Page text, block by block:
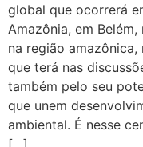
global que ocorrerá
Amazônia, em
na região
que terá nas
também pelo seu
que unem
ambiental. É nesse